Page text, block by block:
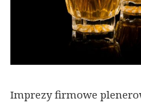
Imprezy firmowe